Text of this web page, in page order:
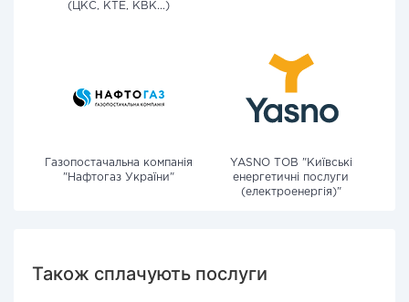
(ЦКС, КТЕ, КВК...)
Газопостачальна компанія
"Нафтогаз України"
YASNO ТОВ "Київські
енергетичні послуги
(електроенергія)"
Також сплачують послуги